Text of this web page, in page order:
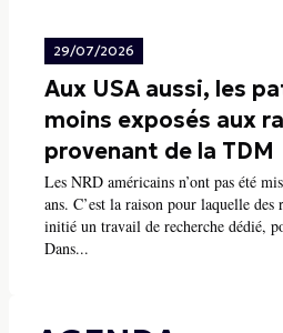
29/07/2026
Aux USA aussi, les
moins exposés aux
provenant de la TDM
Les NRD américains n’ont pas été
ans. C’est la raison pour laquelle
initié un travail de recherche dédié,
Dans...